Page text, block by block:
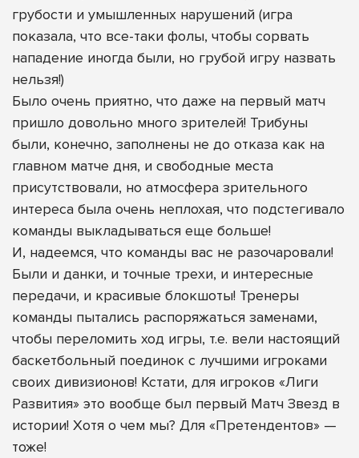
грубости и умышленных нарушений (игра
показала, что все-таки фолы, чтобы сорвать
нападение иногда были, но грубой игру назвать
нельзя!)
Было очень приятно, что даже на первый матч
пришло довольно много зрителей! Трибуны
были, конечно, заполнены не до отказа как на
главном матче дня, и свободные места
присутствовали, но атмосфера зрительного
интереса была очень неплохая, что подстегивало
команды выкладываться еще больше!
И, надеемся, что команды вас не разочаровали!
Были и данки, и точные трехи, и интересные
передачи, и красивые блокшоты! Тренеры
команды пытались распоряжаться заменами,
чтобы переломить ход игры, т.е. вели настоящий
баскетбольный поединок с лучшими игроками
своих дивизионов! Кстати, для игроков «Лиги
Развития» это вообще был первый Матч Звезд в
истории! Хотя о чем мы? Для «Претендентов» —
тоже!